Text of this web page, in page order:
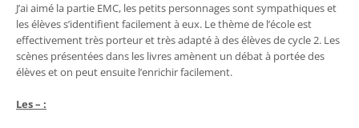
J’ai aimé la partie EMC, les petits personnages sont sympathiques et
les élèves s’identifient facilement à eux. Le thème de l’école est
effectivement très porteur et très adapté à des élèves de cycle 2. Les
scènes présentées dans les livres amènent un débat à portée des
élèves et on peut ensuite l’enrichir facilement.
Les – :